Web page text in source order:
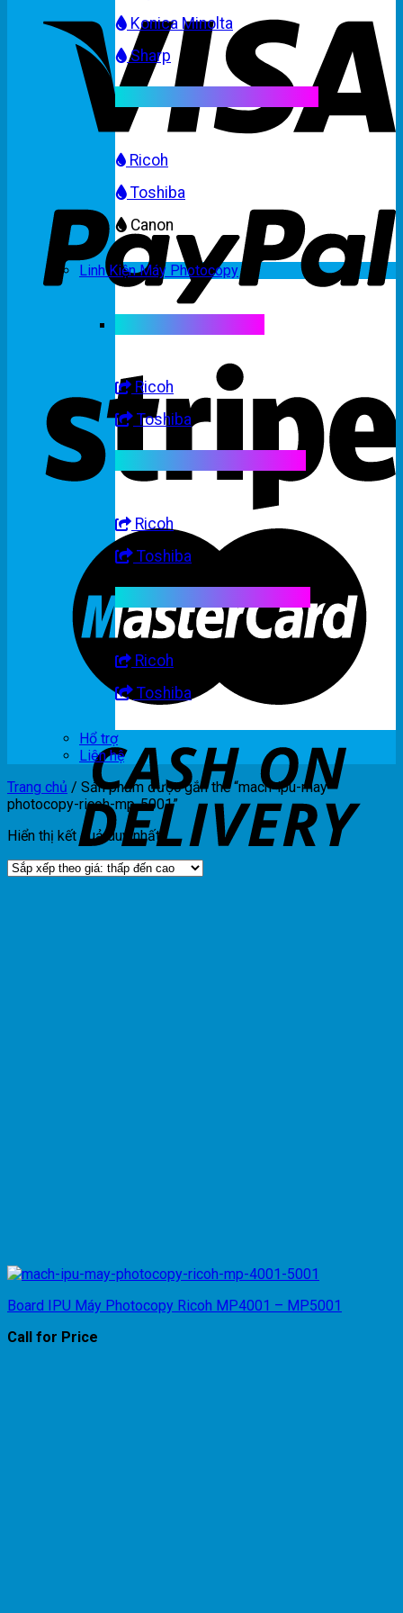
Konica Minolta
Sharp
Ricoh
Toshiba
Canon
Linh Kiện Máy Photocopy
Ricoh
Toshiba
Ricoh
Toshiba
Ricoh
Toshiba
Hổ trợ
Liên hệ
Trang chủ / Sản phẩm được gắn thẻ “mach-ipu-may-
photocopy-ricoh-mp-5001”
Hiển thị kết quả duy nhất
Board IPU Máy Photocopy Ricoh MP4001 – MP5001
Call for Price